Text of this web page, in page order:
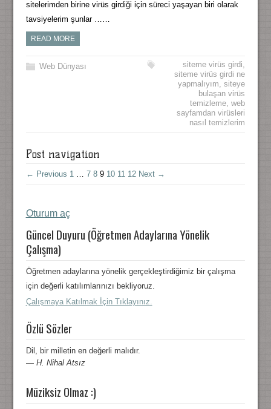
sitelerimden birine virüs girdiği için süreci yaşayan biri olarak
tavsiyelerim şunlar ……
READ MORE
Web Dünyası siteme virüs girdi,
siteme virüs girdi ne
yapmalıyım,siteye
bulaşan virüs
temizleme,web
sayfamdan virüsleri
nasıl temizlerim
Post navigation
← Previous 1 … 7 8 9 10 11 12 Next →
Oturum aç
Güncel Duyuru (Öğretmen Adaylarına Yönelik
Çalışma)
Öğretmen adaylarına yönelik gerçekleştirdiğimiz bir çalışma
için değerli katılımlarınızı bekliyoruz.
Çalışmaya Katılmak İçin Tıklayınız.
Özlü Sözler
Dil, bir milletin en değerli malıdır.
— H. Nihal Atsız
Müziksiz Olmaz :)